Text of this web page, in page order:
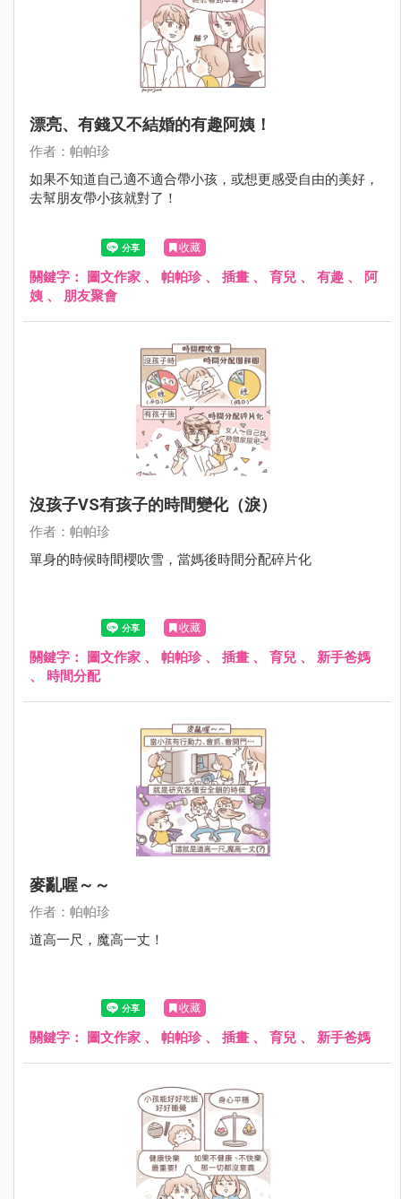
漂亮、有錢又不結婚的有趣阿姨！
作者：帕帕珍
如果不知道自己適不適合帶小孩，或想更感受自由的美好，
去幫朋友帶小孩就對了！
收藏
關鍵字： 圖文作家 、 帕帕珍、 插畫 、 育兒 、 有趣 、
阿
姨 、 朋友聚會
沒孩子VS有孩子的時間變化（淚）
作者：帕帕珍
單身的時候時間櫻吹雪，當媽後時間分配碎片化
收藏
關鍵字： 圖文作家 、 帕帕珍、 插畫 、 育兒 、 新手爸媽
、 時間分配
麥亂喔～～
作者：帕帕珍
道高一尺，魔高一丈！
收藏
關鍵字： 圖文作家 、 帕帕珍、 插畫 、 育兒 、 新手爸媽